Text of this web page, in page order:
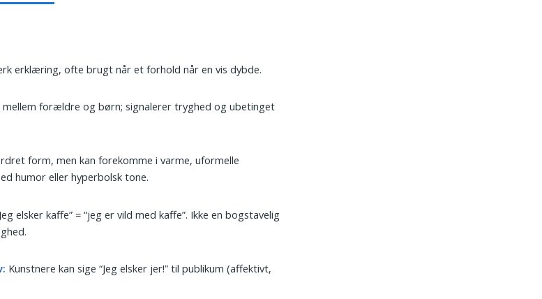
erklæring, ofte brugt når et forhold når en vis dybde.
forældre og børn; signalerer tryghed og ubetinget
form, men kan forekomme i varme, uformelle
humor eller hyperbolsk tone.
elsker kaffe” = “jeg er vild med kaffe”. Ikke en bogstavelig
Kunstnere kan sige “Jeg elsker jer!” til publikum (affektivt,